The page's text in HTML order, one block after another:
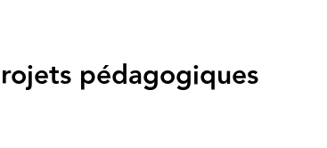
pédagogiques